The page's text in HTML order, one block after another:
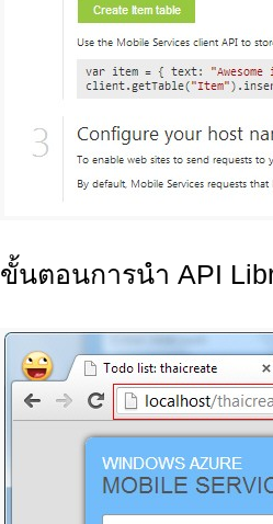
ขั้นตอนการนำ API